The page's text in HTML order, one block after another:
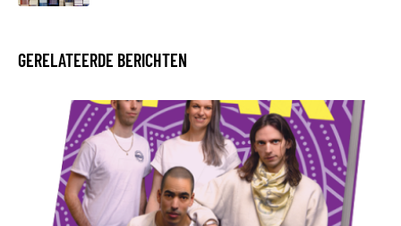
GERELATEERDE BERICHTEN